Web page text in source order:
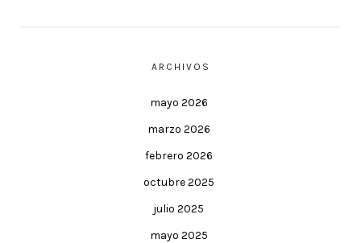
ARCHIVOS
mayo 2026
marzo 2026
febrero 2026
octubre 2025
julio 2025
mayo 2025